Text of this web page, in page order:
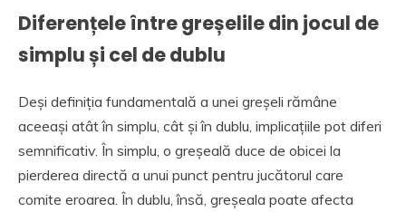
Diferențele între greșelile din jocul de
simplu și cel de dublu
Deși definiția fundamentală a unei greșeli rămâne
aceeași atât în simplu, cât și în dublu, implicațiile pot diferi
semnificativ. În simplu, o greșeală duce de obicei la
pierderea directă a unui punct pentru jucătorul care
comite eroarea. În dublu, însă, greșeala poate afecta